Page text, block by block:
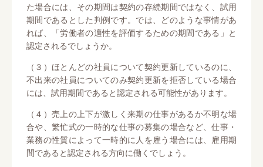
た場合には、その期間は契約の存続期間ではなく、試用
期間であるとした判例です。では、どのような事情があ
れば、「労働者の適性を評価するための期間である」と
認定されるでしょうか。
（３）ほとんどの社員について契約更新しているのに、
不出来の社員についてのみ契約更新を拒否している場合
には、試用期間であると認定される可能性があります。
（４）売上の上下が激しく来期の仕事があるか不明な場
合や、繁忙式の一時的な仕事の募集の場合など、仕事・
業務の性質によって一時的に人を雇う場合には、雇用期
間であると認定される方向に働くでしょう。